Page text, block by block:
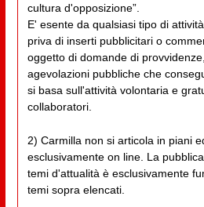
cultura d'opposizione”.
E' esente da qualsiasi tipo di
priva di inserti pubblicitari o
oggetto di domande di
agevolazioni pubbliche che
si basa sull'attività volontaria e
collaboratori.
2) Carmilla non si articola in piani
esclusivamente on line. La
temi d'attualità è esclusivamente
temi sopra elencati.